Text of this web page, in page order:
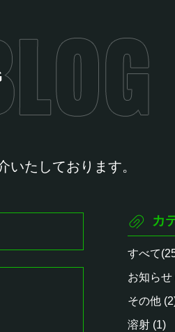
いたしております。
カ
すべて
お知らせ
その他
溶射 (1)